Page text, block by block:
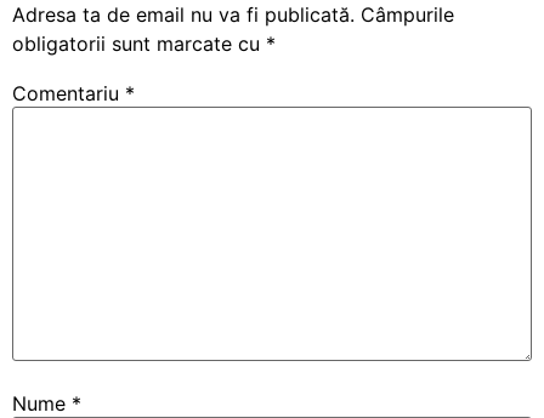
Adresa ta de email nu va fi publicată. Câmpurile
obligatorii sunt marcate cu *
Comentariu *
Nume *